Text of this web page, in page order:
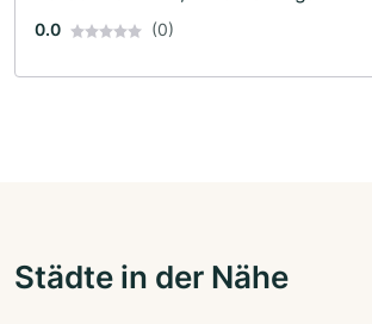
0.0 (0)
Städte in der Nähe